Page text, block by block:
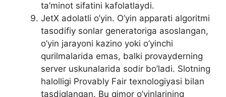
ta’minot sifatini kafolatlaydi.
JetX adolatli o’yin. O’yin apparati algoritmi
tasodifiy sonlar generatoriga asoslangan,
o’yin jarayoni kazino yoki o’yinchi
qurilmalarida emas, balki provayderning
server uskunalarida sodir bo’ladi. Slotning
halolligi Provably Fair texnologiyasi bilan
tasdiqlangan. Bu qimor o’yinlarining